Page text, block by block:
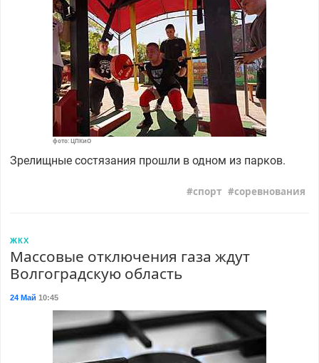
фото: ЦПКиО
Зрелищные состязания прошли в одном из парков.
спорт соревнования
ЖКХ
Массовые отключения газа ждут
Волгоградскую область
24 Май 10:45